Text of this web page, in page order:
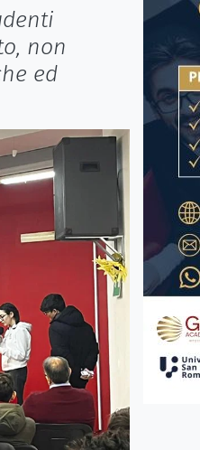
non
ed